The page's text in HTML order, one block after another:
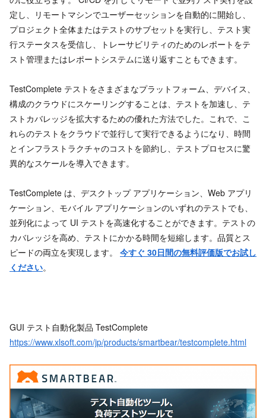
定し、リモートマシンでユーザーセッションを自動的に開始し、
プロジェクト全体またはテストのサブセットを実行し、テスト実
行ステータスを受信し、トレーサビリティのためのレポートをテ
スト管理またはレポートシステムに送り返すこともできます。
TestComplete テストをさまざまなプラットフォーム、デバイス、
構成のクラウドにスケーリングすることは、テストを加速し、テ
ストカバレッジを拡大するための優れた方法でした。これで、こ
れらのテストをクラウドで並行して実行できるようになり、時間
とインフラストラクチャのコストを節約し、テストプロセスに驚
異的なスケールを導入できます。
TestComplete は、デスクトップ アプリケーション、Web アプリ
ケーション、モバイル アプリケーションのいずれのテストでも、
並列化によって UI テストを高速化することができます。テストの
カバレッジを高め、テストにかかる時間を短縮します。品質とス
ピードの両立を実現します。 今すぐ 30日間の無料評価版でお試し
ください。
GUI テスト自動化製品 TestComplete
https://www.xlsoft.com/jp/products/smartbear/testcomplete.html